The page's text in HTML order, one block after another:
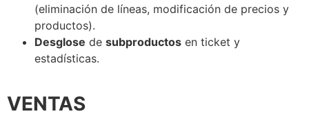
(eliminación de líneas, modificación de precios y
productos).
Desglose de subproductos en ticket y
estadísticas.
VENTAS